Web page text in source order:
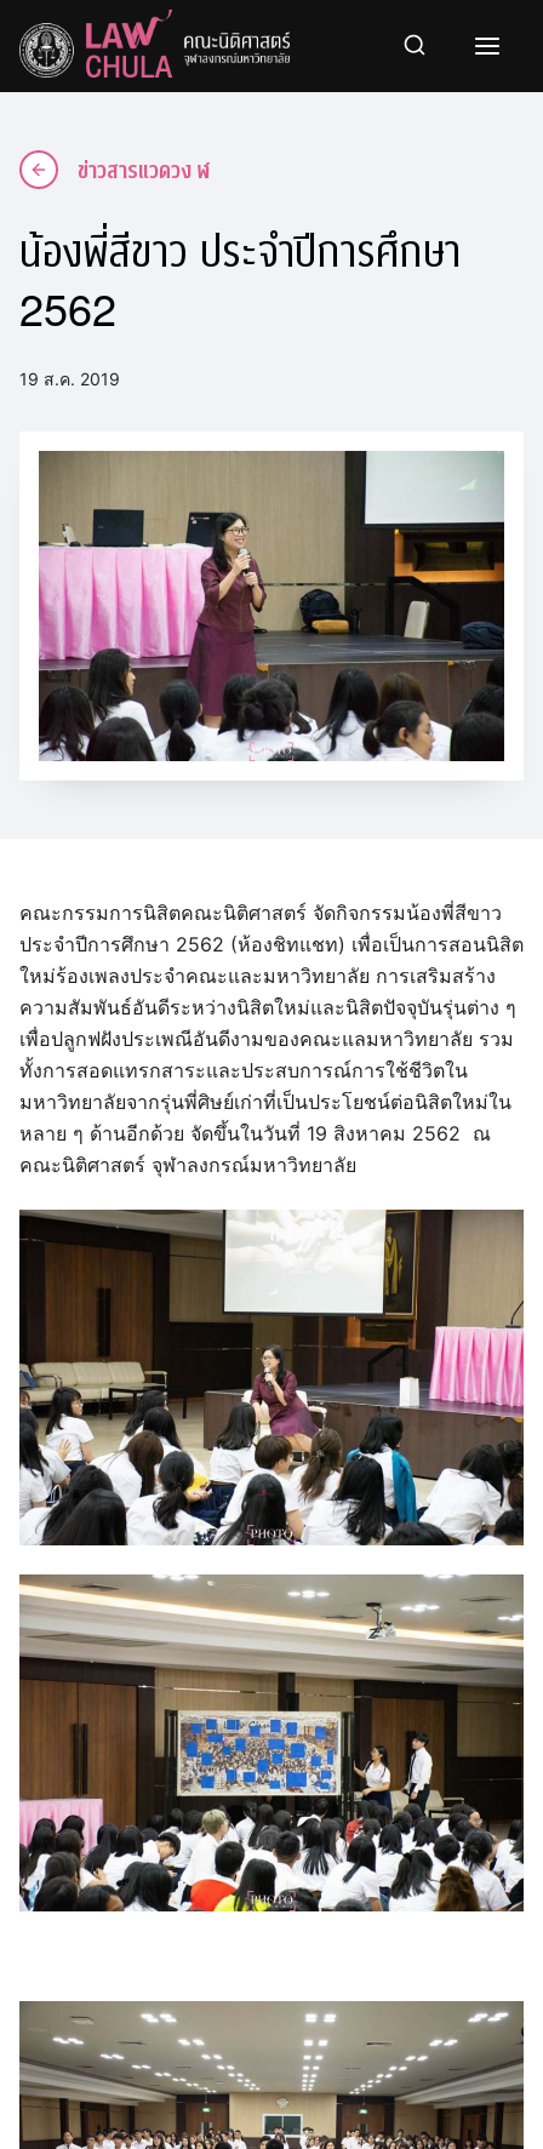
content
ข่าวสารแวดวง ฬ
น้องพี่สีขาว ประจำปีการศึกษา
2562
19 ส.ค. 2019
คณะกรรมการนิสิตคณะนิติศาสตร์ จัดกิจกรรมน้องพี่สีขาว
ประจำปีการศึกษา 2562 (ห้องชิทแชท) เพื่อเป็นการสอนนิสิต
ใหม่ร้องเพลงประจำคณะและมหาวิทยาลัย การเสริมสร้าง
ความสัมพันธ์อันดีระหว่างนิสิตใหม่และนิสิตปัจจุบันรุ่นต่าง ๆ
เพื่อปลูกฟฝังประเพณีอันดีงามของคณะแลมหาวิทยาลัย รวม
ทั้งการสอดแทรกสาระและประสบการณ์การใช้ชีวิตใน
มหาวิทยาลัยจากรุ่นพี่ศิษย์เก่าที่เป็นประโยชน์ต่อนิสิตใหม่ใน
หลาย ๆ ด้านอีกด้วย จัดขึ้นในวันที่ 19 สิงหาคม 2562 ณ
คณะนิติศาสตร์ จุฬาลงกรณ์มหาวิทยาลัย